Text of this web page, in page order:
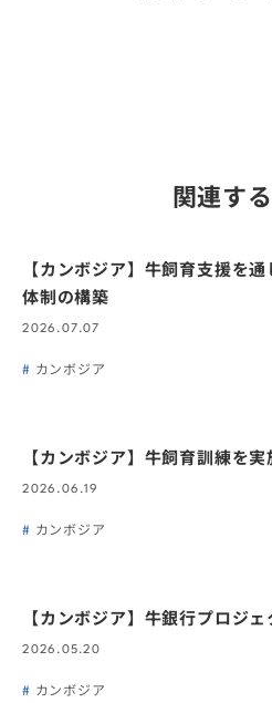
関連す
【カンボジア】牛飼育支援を
体制の構築
2026.07.07
カンボジア
【カンボジア】牛飼育訓練を実
2026.06.19
カンボジア
【カンボジア】牛銀行プロジ
2026.05.20
カンボジア